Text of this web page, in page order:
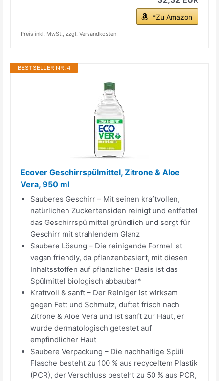
*Zu Amazon
Preis inkl. MwSt., zzgl. Versandkosten
BESTSELLER NR. 4
Ecover Geschirrspülmittel, Zitrone & Aloe
Vera, 950 ml
Sauberes Geschirr – Mit seinen kraftvollen,
natürlichen Zuckertensiden reinigt und entfettet
das Geschirrspülmittel gründlich und sorgt für
Geschirr mit strahlendem Glanz
Saubere Lösung – Die reinigende Formel ist
vegan friendly, da pflanzenbasiert, mit diesen
Inhaltsstoffen auf pflanzlicher Basis ist das
Spülmittel biologisch abbaubar*
Kraftvoll & sanft – Der Reiniger ist wirksam
gegen Fett und Schmutz, duftet frisch nach
Zitrone & Aloe Vera und ist sanft zur Haut, er
wurde dermatologisch getestet auf
empfindlicher Haut
Saubere Verpackung – Die nachhaltige Spüli
Flasche besteht zu 100 % aus recyceltem Plastik
(PCR), der Verschluss besteht zu 50 % aus PCR,